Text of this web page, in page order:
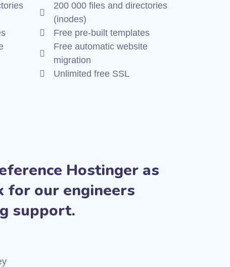
200 000 files and directories
(inodes)
Free pre-built templates
Free automatic website
migration
Unlimited free SSL
Hostinger as
for our engineers
support.